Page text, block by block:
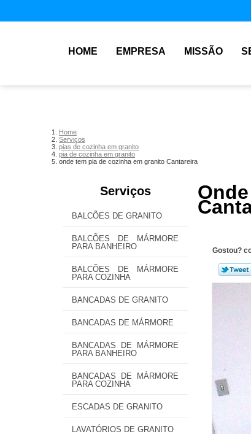
HOME EMPRESA MISSÃO
Home
Serviços
pias de cozinha em granito
pia de cozinha em granito
onde tem pia de cozinha em granito Cantareira
Serviços
BALCÕES DE GRANITO
BALCÕES DE MÁRMORE
PARA BANHEIRO
BALCÕES DE MÁRMORE
PARA COZINHA
BANCADAS DE GRANITO
BANCADAS DE MÁRMORE
BANCADAS DE MÁRMORE
PARA BANHEIRO
BANCADAS DE MÁRMORE
PARA COZINHA
ESCADAS DE GRANITO
LAVATÓRIOS DE GRANITO
Gostou?